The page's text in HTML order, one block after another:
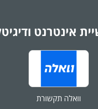
אינטרנט
וואלה תקשורת